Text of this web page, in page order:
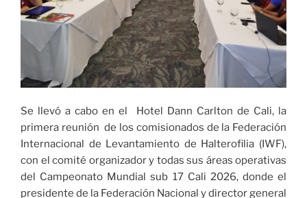
Se llevó a cabo en el Hotel Dann Carlton de Cali, la
primera reunión de los comisionados de la Federación
Internacional de Levantamiento de Halterofilia (IWF),
con el comité organizador y todas sus áreas operativas
del Campeonato Mundial sub 17 Cali 2026, donde el
presidente de la Federación Nacional y director general